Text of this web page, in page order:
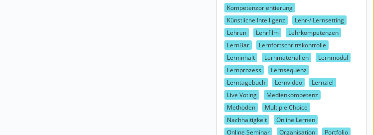
Kompetenzorientierung
Künstliche Intelligenz
Lehr-/ Lernsetting
Lehren
Lehrfilm
Lehrkompetenzen
LernBar
Lernfortschrittskontrolle
Lerninhalt
Lernmaterialien
Lernmodul
Lernprozess
Lernsequenz
Lerntagebuch
Lernvideo
Lernziel
Live Voting
Medienkompetenz
Methoden
Multiple Choice
Nachhaltigkeit
Online Lernen
Online Seminar
Organisation Portfolio